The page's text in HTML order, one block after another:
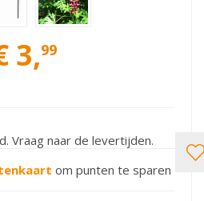
3,99
Vraag naar de levertijden.
om punten te sparen